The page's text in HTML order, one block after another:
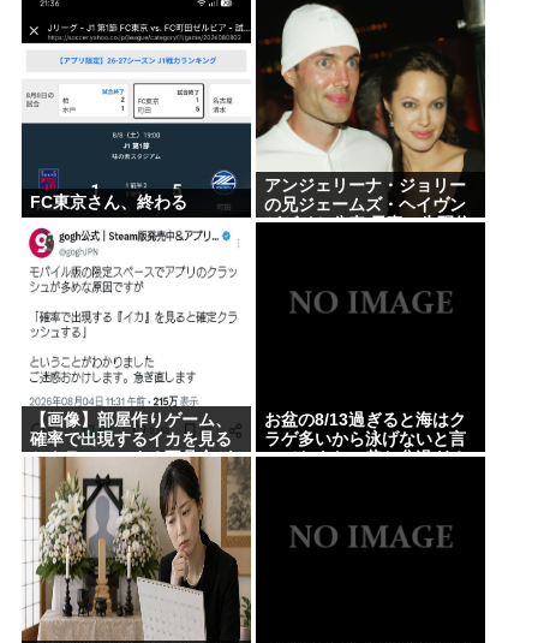
FC東京さん、終わる
アンジェリーナ・ジョリー
の兄ジェームズ・ヘイヴン
がゲイと公表 元妻の生配信
【画像】部屋作りゲーム、
確率で出現するイカを見る
とクラッシュする不具合が
発生ｗｗｗ
お盆の8/13過ぎると海はク
ラゲ多いから泳げないと言
ってたよな。昔お盆過ぎる